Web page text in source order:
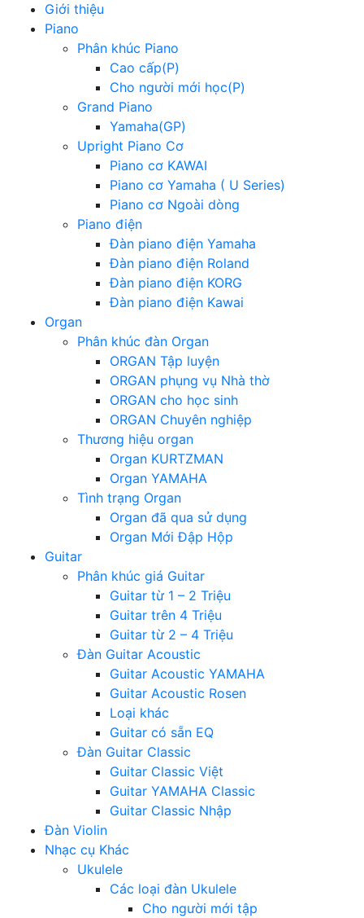
Giới thiệu
Piano
Phân khúc Piano
Cao cấp(P)
Cho người mới học(P)
Grand Piano
Yamaha(GP)
Upright Piano Cơ
Piano cơ KAWAI
Piano cơ Yamaha ( U Series)
Piano cơ Ngoài dòng
Piano điện
Đàn piano điện Yamaha
Đàn piano điện Roland
Đàn piano điện KORG
Đàn piano điện Kawai
Organ
Phân khúc đàn Organ
ORGAN Tập luyện
ORGAN phụng vụ Nhà thờ
ORGAN cho học sinh
ORGAN Chuyên nghiệp
Thương hiệu organ
Organ KURTZMAN
Organ YAMAHA
Tình trạng Organ
Organ đã qua sử dụng
Organ Mới Đập Hộp
Guitar
Phân khúc giá Guitar
Guitar từ 1 – 2 Triệu
Guitar trên 4 Triệu
Guitar từ 2 – 4 Triệu
Đàn Guitar Acoustic
Guitar Acoustic YAMAHA
Guitar Acoustic Rosen
Loại khác
Guitar có sẵn EQ
Đàn Guitar Classic
Guitar Classic Việt
Guitar YAMAHA Classic
Guitar Classic Nhập
Đàn Violin
Nhạc cụ Khác
Ukulele
Các loại đàn Ukulele
Cho người mới tập